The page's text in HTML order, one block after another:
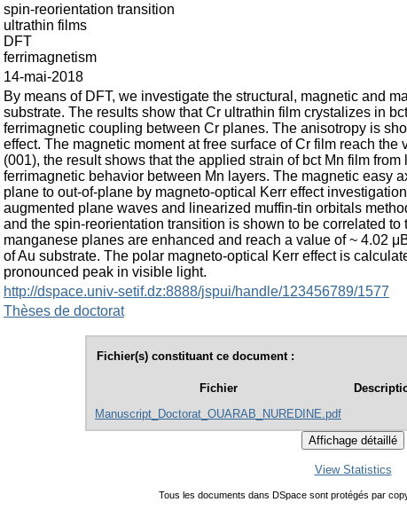
spin-reorientation transition
ultrathin films
DFT
ferrimagnetism
14-mai-2018
By means of DFT, we investigate the structural, magnetic and
substrate. The results show that Cr ultrathin film crystalizes in
ferrimagnetic coupling between Cr planes. The anisotropy is
effect. The magnetic moment at free surface of Cr film reach
(001), the result shows that the applied strain of bct Mn film
ferrimagnetic behavior between Mn layers. The magnetic easy
plane to out-of-plane by magneto-optical Kerr effect
augmented plane waves and linearized muffin-tin orbitals
and the spin-reorientation transition is shown to be correlated
manganese planes are enhanced and reach a value of ~ 4.02
of Au substrate. The polar magneto-optical Kerr effect is
pronounced peak in visible light.
http://dspace.univ-setif.dz:8888/jspui/handle/123456789/1577
Thèses de doctorat
Fichier(s) constituant ce document :
Fichier
Manuscript_Doctorat_OUARAB_NUREDINE.pdf
View Statistics
Tous les documents dans DSpace sont protégés par